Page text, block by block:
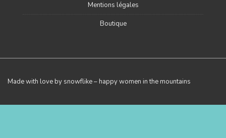
Mentions légales
Boutique
Made with love by snowflike – happy women in the mountains